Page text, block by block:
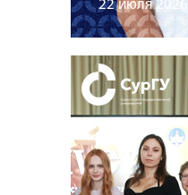
22 июля 2026